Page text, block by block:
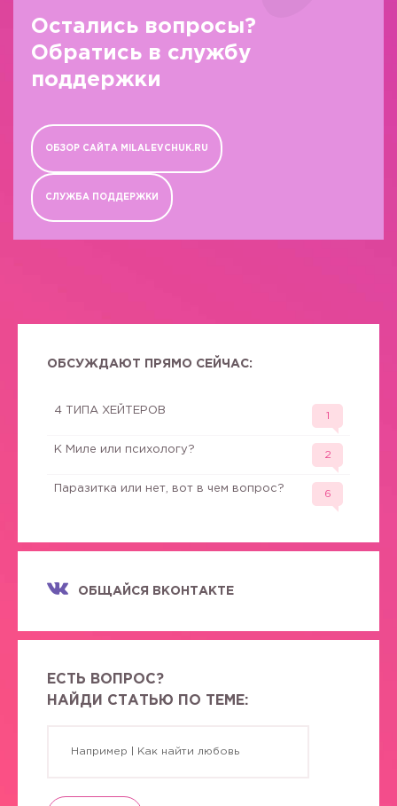
Остались вопросы?
Обратись в службу
поддержки
ОБЗОР САЙТА MILALEVCHUK.RU
СЛУЖБА ПОДДЕРЖКИ
ОБСУЖДАЮТ ПРЯМО СЕЙЧАС:
4 ТИПА ХЕЙТЕРОВ
1
К Миле или психологу?
2
Паразитка или нет, вот в чем вопрос?
6
ОБЩАЙСЯ ВКОНТАКТЕ
ЕСТЬ ВОПРОС?
НАЙДИ СТАТЬЮ ПО ТЕМЕ: